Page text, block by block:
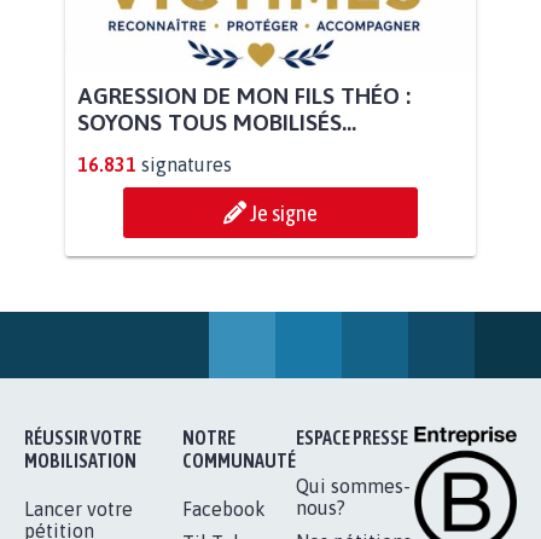
AGRESSION DE MON FILS THÉO :
SOYONS TOUS MOBILISÉS...
16.831 signatures
Je signe
RÉUSSIR VOTRE
MOBILISATION
Lancer votre
pétition
NOTRE
COMMUNAUTÉ
Facebook
ESPACE PRESSE
Qui sommes-
nous?